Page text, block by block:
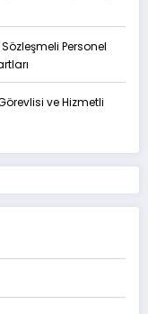
Personel
ve Hizmetli